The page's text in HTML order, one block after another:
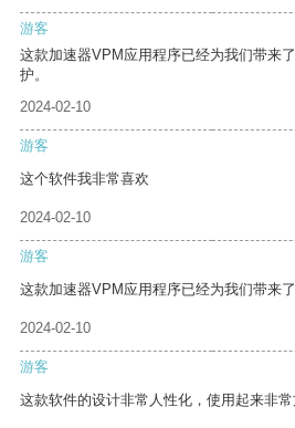
游客
这款加速器VPM应用程序已经为我们带来
护。
2024-02-10
游客
这个软件我非常喜欢
2024-02-10
游客
这款加速器VPM应用程序已经为我们带来
2024-02-10
游客
这款软件的设计非常人性化，使用起来非常